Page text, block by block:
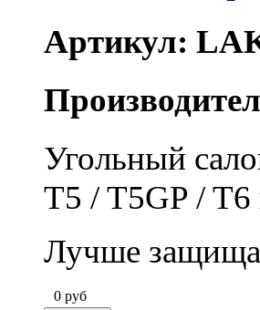
Артикул:
Угольный
T5 / T5GP /
Лучше
0 руб